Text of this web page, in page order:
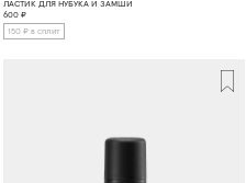
ЛАСТИК ДЛЯ НУБУКА И ЗАМШИ
600₽
150 ₽ в сплит